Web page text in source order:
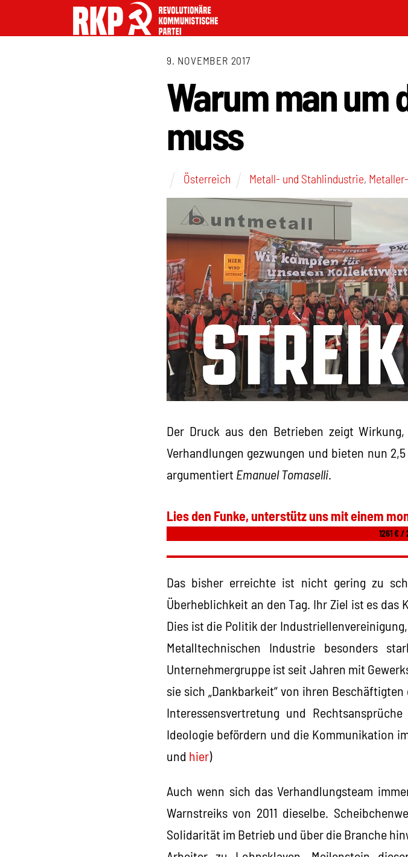
9. NOVEMBER 2017
Warum man um
muss
Österreich Metall- und Stahlindustrie,
Der Druck aus den Betrieben zeigt
Verhandlungen gezwungen und bieten nun
argumentiert Emanuel Tomaselli.
Lies den Funke, unterstütz uns mit einem
1261 € /
Das bisher erreichte ist nicht gering zu
Überheblichkeit an den Tag. Ihr Ziel ist es
Dies ist die Politik der
Metalltechnischen Industrie besonders
Unternehmergruppe ist seit Jahren mit
sie sich „Dankbarkeit“ von ihren
Interessensvertretung und
Ideologie befördern und die Kommunikation
und hier)
Auch wenn sich das Verhandlungsteam
Warnstreiks von 2011 dieselbe.
Solidarität im Betrieb und über die Branche